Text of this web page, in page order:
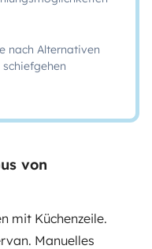
nach Alternativen
von
mit Küchenzeile.
Manuelles